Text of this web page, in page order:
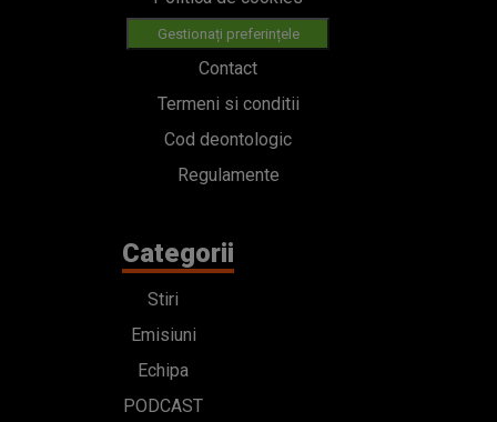
Gestionați preferințele
Contact
Termeni si conditii
Cod deontologic
Regulamente
Categorii
Stiri
Emisiuni
Echipa
PODCAST